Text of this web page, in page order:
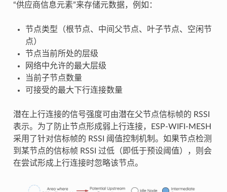
“供应商信息元素”来存储元数据，例如：
节点类型（根节点、中间父节点、叶子节点、空闲节
点）
节点当前所处的层级
网络中允许的最大层级
当前子节点数量
可接受的最大下行连接数量
潜在上行连接的信号强度可由潜在父节点信标帧的 RSSI
表示。为了防止节点形成弱上行连接，ESP-WIFI-MESH
采用了针对信标帧的 RSSI 阈值控制机制。如果节点检测
到某节点的信标帧 RSSI 过低（即低于预设阈值），则会
在尝试形成上行连接时忽略该节点。